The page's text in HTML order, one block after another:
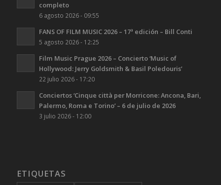
completo
6 agosto 2026 - 09:55
FANS OF FILM MUSIC 2026 – 17ª edición – Bill Conti
5 agosto 2026 - 12:25
Film Music Prague 2026 – Concierto ‘Music of
Hollywood: Jerry Goldsmith & Basil Poledouris’
22 julio 2026 - 17:20
Conciertos ‘Cinque città per Morricone: Ancona, Bari,
Palermo, Roma e Torino’ – 6 de julio de 2026
3 julio 2026 - 12:00
ETIQUETAS